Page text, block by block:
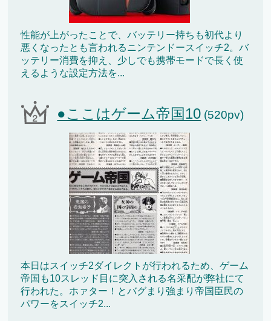
性能が上がったことで、バッテリー持ちも初代より
悪くなったとも言われるニンテンドースイッチ2。バ
ッテリー消費を抑え、少しでも携帯モードで長く使
えるような設定方法を...
●ここはゲーム帝国10 (520pv)
本日はスイッチ2ダイレクトが行われるため、ゲーム
帝国も10スレッド目に突入される名采配が弊社にて
行われた。ホァター！とバグまり強まり帝国臣民の
パワーをスイッチ2...